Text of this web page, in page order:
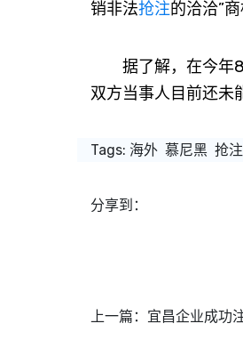
销非法抢注的洽洽”
据了解，在今年8
双方当事人目前还未
Tags: 海外 慕尼黑 抢注
分享到：
上一篇： 宜昌企业成功